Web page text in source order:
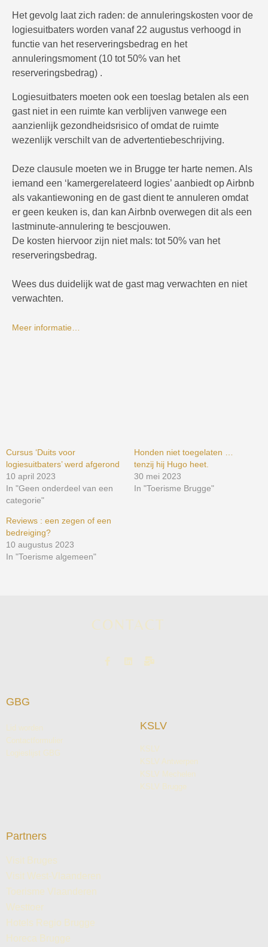
Het gevolg laat zich raden: de annuleringskosten voor de
logiesuitbaters worden vanaf 22 augustus verhoogd in
functie van het reserveringsbedrag en het
annuleringsmoment (10 tot 50% van het
reserveringsbedrag) .
Logiesuitbaters moeten ook een toeslag betalen als een
gast niet in een ruimte kan verblijven vanwege een
aanzienlijk gezondheidsrisico of omdat de ruimte
wezenlijk verschilt van de advertentiebeschrijving.
Deze clausule moeten we in Brugge ter harte nemen. Als
iemand een ‘kamergerelateerd logies’ aanbiedt op Airbnb
als vakantiewoning en de gast dient te annuleren omdat
er geen keuken is, dan kan Airbnb overwegen dit als een
lastminute-annulering te bescjouwen.
De kosten hiervoor zijn niet mals: tot 50% van het
reserveringsbedrag.
Wees dus duidelijk wat de gast mag verwachten en niet
verwachten.
Meer informatie…
Cursus ‘Duits voor
logiesuitbaters’ werd afgerond
10 april 2023
In "Geen onderdeel van een
categorie"
Honden niet toegelaten …
tenzij hij Hugo heet.
30 mei 2023
In "Toerisme Brugge"
Reviews : een zegen of een
bedreiging?
10 augustus 2023
In "Toerisme algemeen"
CONTACT
GBG
Lid worden
Contactformulier
Logieslijst GBG
KSLV
KSLV
KSLV Antwerpen
KSLV Mechelen
KSLV Brugge
Partners
Visit Bruges
Visit West-Vlaanderen
Toerisme Vlaanderen
Westtoer
Hotels Regio Brugge
Horeca Brugge